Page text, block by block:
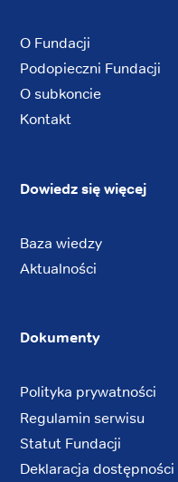
O Fundacji
Podopieczni Fundacji
O subkoncie
Kontakt
Dowiedz się więcej
Baza wiedzy
Aktualności
Dokumenty
Polityka prywatności
Regulamin serwisu
Statut Fundacji
Deklaracja dostępności